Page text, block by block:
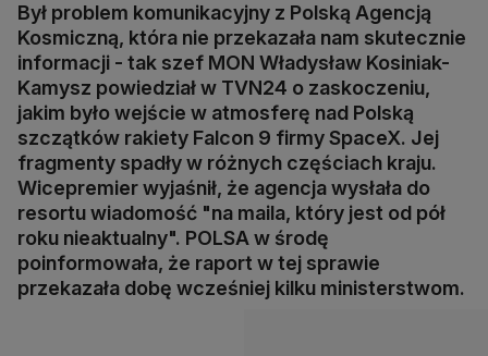
Był problem komunikacyjny z Polską Agencją
Kosmiczną, która nie przekazała nam skutecznie
informacji - tak szef MON Władysław Kosiniak-
Kamysz powiedział w TVN24 o zaskoczeniu,
jakim było wejście w atmosferę nad Polską
szczątków rakiety Falcon 9 firmy SpaceX. Jej
fragmenty spadły w różnych częściach kraju.
Wicepremier wyjaśnił, że agencja wysłała do
resortu wiadomość "na maila, który jest od pół
roku nieaktualny". POLSA w środę
poinformowała, że raport w tej sprawie
przekazała dobę wcześniej kilku ministerstwom.